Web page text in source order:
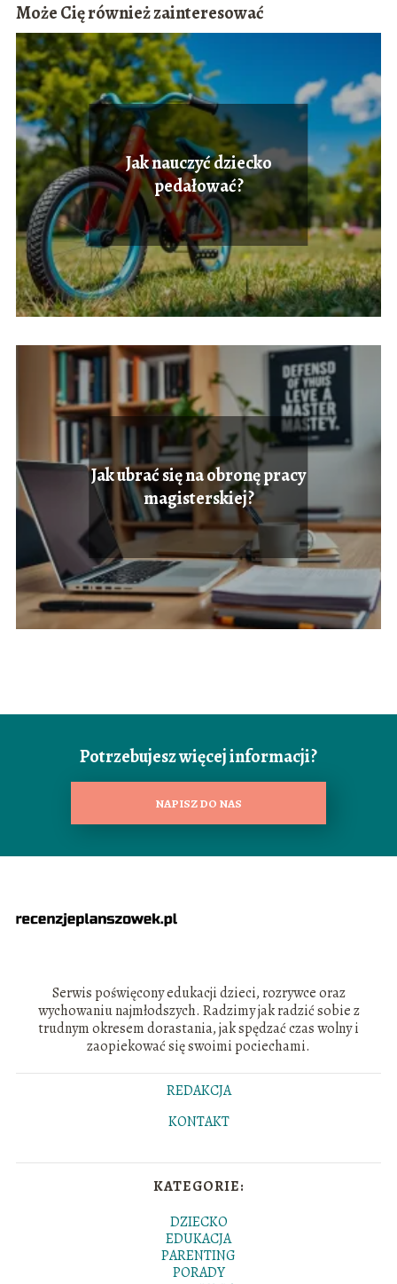
Może Cię również zainteresować
Jak nauczyć dziecko
pedałować?
Jak ubrać się na obronę pracy
magisterskiej?
Potrzebujesz więcej informacji?
NAPISZ DO NAS
Serwis poświęcony edukacji dzieci, rozrywce oraz
wychowaniu najmłodszych. Radzimy jak radzić sobie z
trudnym okresem dorastania, jak spędzać czas wolny i
zaopiekować się swoimi pociechami.
REDAKCJA
KONTAKT
KATEGORIE:
DZIECKO
EDUKACJA
PARENTING
PORADY